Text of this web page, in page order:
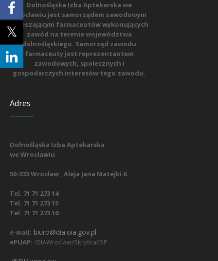
Dolnośląska Izba Aptekarska we
Wrocławiu jest samorządem zawodowym
zrzeszającym farmaceutów wykonujących
zawód na terenie województwa
dolnośląskiego. Samorząd zawodu
farmaceuty jest reprezentantem
zawodowych, społecznych i
gospodarczych interesów tego zawodu.
Adres
Dolnośląska Izba Aptekarska
we Wrocławiu
50-333 Wrocław , Aleja Jana Matejki 6
Tel. 71 71 273 14
Tel. 71 71 273 15
Tel. 71 71 273 16
e-mail: biuro@dia.oia.gov.pl
ePUAP: /DIAWroclaw/SkrytkaESP